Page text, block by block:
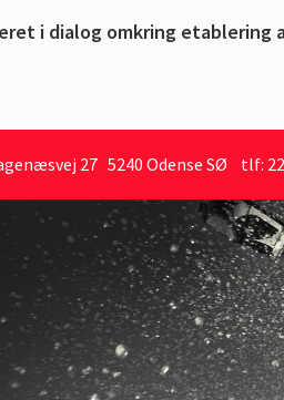
27 5240 Odense SØ tlf: